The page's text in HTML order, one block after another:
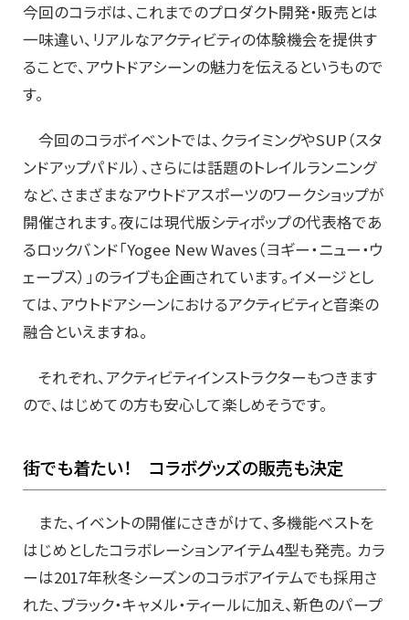
今回のコラボは、これまでのプロダクト開発・販売とは
一味違い、リアルなアクティビティの体験機会を提供す
ることで、アウトドアシーンの魅力を伝えるというもので
す。
今回のコラボイベントでは、クライミングやSUP（スタ
ンドアップパドル）、さらには話題のトレイルランニング
など、さまざまなアウトドアスポーツのワークショップが
開催されます。夜には現代版シティポップの代表格であ
るロックバンド「Yogee New Waves（ヨギー・ニュー・ウ
ェーブス）」のライブも企画されています。イメージとし
ては、アウトドアシーンにおけるアクティビティと音楽の
融合といえますね。
それぞれ、アクティビティインストラクターもつきます
ので、はじめての方も安心して楽しめそうです。
街でも着たい！ コラボグッズの販売も決定
また、イベントの開催にさきがけて、多機能ベストを
はじめとしたコラボレーションアイテム4型も発売。 カラ
ーは2017年秋冬シーズンのコラボアイテムでも採用さ
れた、ブラック・キャメル・ティールに加え、新色のパープ